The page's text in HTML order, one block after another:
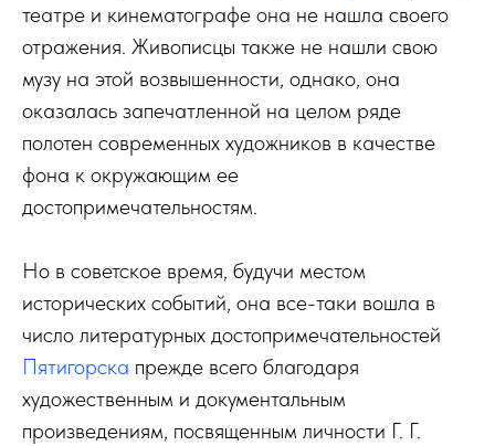
театре и кинематографе она не нашла своего
отражения. Живописцы также не нашли свою
музу на этой возвышенности, однако, она
оказалась запечатленной на целом ряде
полотен современных художников в качестве
фона к окружающим ее
достопримечательностям.
Но в советское время, будучи местом
исторических событий, она все-таки вошла в
число литературных достопримечательностей
Пятигорска прежде всего благодаря
художественным и документальным
произведениям, посвященным личности Г. Г.